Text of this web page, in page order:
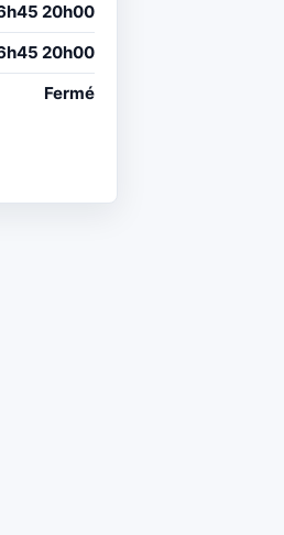
20h00
20h00
Fermé